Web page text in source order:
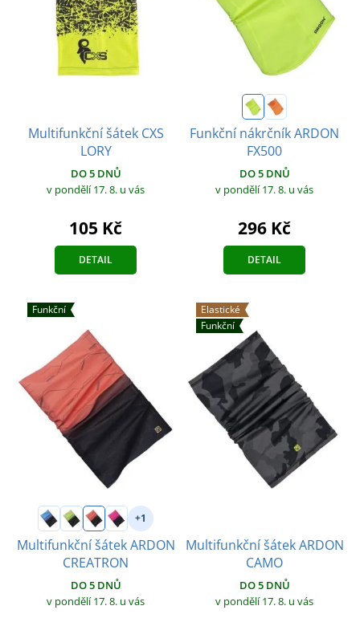
Multifunkční šátek CXS
LORY
DO 5 DNŮ
v pondělí 17. 8. u vás
105 Kč
DETAIL
Funkční nákrčník ARDON
FX500
DO 5 DNŮ
v pondělí 17. 8. u vás
296 Kč
DETAIL
Funkční
+1
Multifunkční šátek ARDON
CREATRON
DO 5 DNŮ
v pondělí 17. 8. u vás
Elastické
Funkční
Multifunkční šátek ARDON
CAMO
DO 5 DNŮ
v pondělí 17. 8. u vás